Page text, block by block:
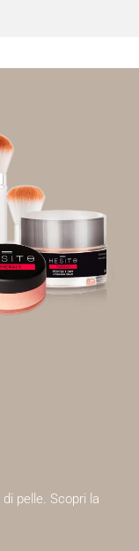
pelle. Scopri la